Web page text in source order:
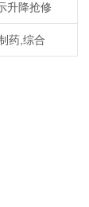
升降抢修
药,综合